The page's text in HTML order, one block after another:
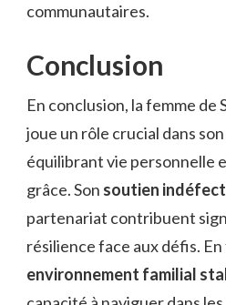
communautaires.
Conclusion
En conclusion, la femme de
joue un rôle crucial dans son
équilibrant vie personnelle
grâce. Son soutien
partenariat contribuent
résilience face aux défis.
environnement familial